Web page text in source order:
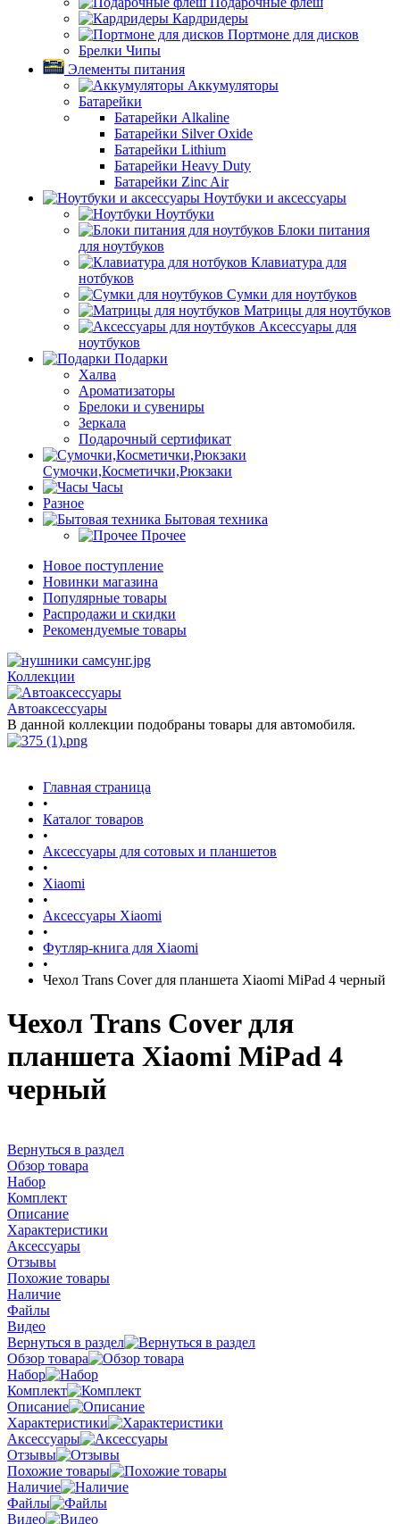
Кардридеры
Портмоне для дисков
Брелки Чипы
Элементы питания
Аккумуляторы
Батарейки
Батарейки Alkaline
Батарейки Silver Oxide
Батарейки Lithium
Батарейки Heavy Duty
Батарейки Zinc Air
Ноутбуки и аксессуары
Ноутбуки
Блоки питания
для ноутбуков
Клавиатура для
нотбуков
Сумки для ноутбуков
Матрицы для ноутбуков
Аксессуары для
ноутбуков
Подарки
Халва
Ароматизаторы
Брелоки и сувениры
Зеркала
Подарочный сертификат
Сумочки,Косметички,Рюкзаки
Часы
Разное
Бытовая техника
Прочее
Новое поступление
Новинки магазина
Популярные товары
Распродажи и скидки
Рекомендуемые товары
Коллекции
Автоаксессуары
В данной коллекции подобраны товары для автомобиля.
Главная страница
•
Каталог товаров
•
Аксессуары для сотовых и планшетов
•
Xiaomi
•
Аксессуары Xiaomi
•
Футляр-книга для Xiaomi
•
Чехол Trans Cover для планшета Xiaomi MiPad 4 черный
Чехол Trans Cover для
планшета Xiaomi MiPad 4
черный
Вернуться в раздел
Обзор товара
Набор
Комплект
Описание
Характеристики
Аксессуары
Отзывы
Похожие товары
Наличие
Файлы
Видео
Вернуться в раздел
Обзор товара
Набор
Комплект
Описание
Характеристики
Аксессуары
Отзывы
Похожие товары
Наличие
Файлы
Видео